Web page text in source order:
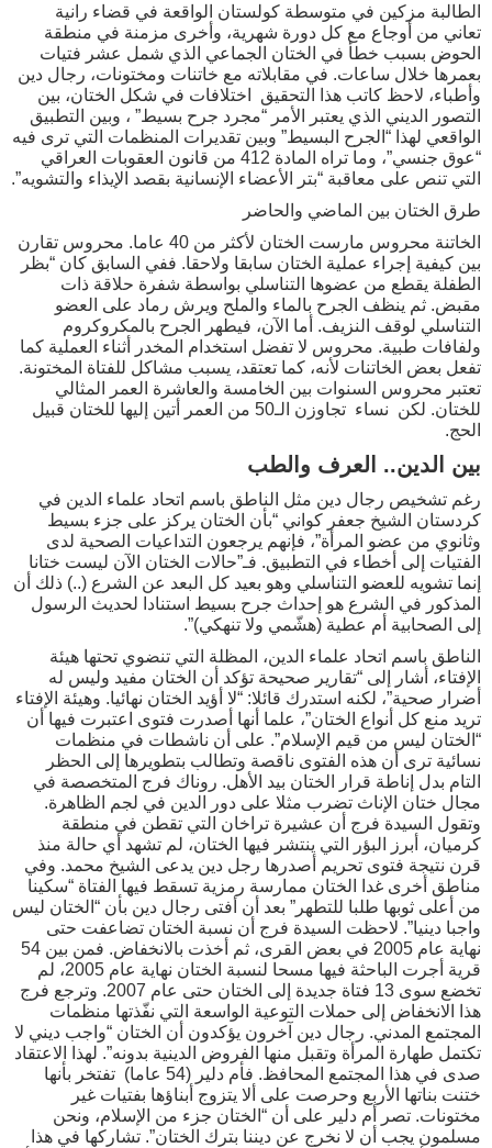
الطالبة مزكين في متوسطة كولستان الواقعة في قضاء رانية
تعاني من أوجاع مع كل دورة شهرية، وأخرى مزمنة في منطقة
الحوض بسبب خطأ في الختان الجماعي الذي شمل عشر فتيات
بعمرها خلال ساعات. في مقابلاته مع خاتنات ومختونات، رجال دين
وأطباء، لاحظ كاتب هذا التحقيق اختلافات في شكل الختان، بين
التصور الديني الذي يعتبر الأمر “مجرد جرح بسيط” ، وبين التطبيق
الواقعي لهذا “الجرح البسيط” وبين تقديرات المنظمات التي ترى فيه
“عوق جنسي”، وما تراه المادة 412 من قانون العقوبات العراقي
التي تنص على معاقبة “بتر الأعضاء الإنسانية بقصد الإيذاء والتشويه”.
طرق الختان بين الماضي والحاضر
الخاتنة محروس مارست الختان لأكثر من 40 عاما. محروس تقارن
بين كيفية إجراء عملية الختان سابقا ولاحقا. ففي السابق كان “بظر
الطفلة يقطع من عضوها التناسلي بواسطة شفرة حلاقة ذات
مقبض. ثم ينظف الجرح بالماء والملح ويرش رماد على العضو
التناسلي لوقف النزيف. أما الآن، فيطهر الجرح بالمكروكروم
ولفافات طبية. محروس لا تفضل استخدام المخدر أثناء العملية كما
تفعل بعض الخاتنات لأنه، كما تعتقد، يسبب مشاكل للفتاة المختونة.
تعتبر محروس السنوات بين الخامسة والعاشرة العمر المثالي
للختان. لكن نساء تجاوزن الـ50 من العمر أتين إليها للختان قبيل
الحج.
بين الدين.. العرف والطب
رغم تشخيص رجال دين مثل الناطق باسم اتحاد علماء الدين في
كردستان الشيخ جعفر كواني “بأن الختان يركز على جزء بسيط
وثانوي من عضو المرأة”، فإنهم يرجعون التداعيات الصحية لدى
الفتيات إلى أخطاء في التطبيق. فـ”حالات الختان الآن ليست ختانا
إنما تشويه للعضو التناسلي وهو بعيد كل البعد عن الشرع (..) ذلك أن
المذكور في الشرع هو إحداث جرح بسيط استنادا لحديث الرسول
إلى الصحابية أم عطية (هشّمي ولا تنهكي)”.
الناطق باسم اتحاد علماء الدين، المظلة التي تنضوي تحتها هيئة
الإفتاء، أشار إلى “تقارير صحيحة تؤكد أن الختان مفيد وليس له
أضرار صحية”، لكنه استدرك قائلا: “لا أؤيد الختان نهائيا. وهيئة الإفتاء
تريد منع كل أنواع الختان”، علما أنها أصدرت فتوى اعتبرت فيها أن
“الختان ليس من قيم الإسلام”. على أن ناشطات في منظمات
نسائية ترى أن هذه الفتوى ناقصة وتطالب بتطويرها إلى الحظر
التام بدل إناطة قرار الختان بيد الأهل. روناك فرج المتخصصة في
مجال ختان الإناث تضرب مثلا على دور الدين في لجم الظاهرة.
وتقول السيدة فرج أن عشيرة تراخان التي تقطن في منطقة
كرميان، أبرز البؤر التي ينتشر فيها الختان، لم تشهد أي حالة منذ
قرن نتيجة فتوى تحريم أصدرها رجل دين يدعى الشيخ محمد. وفي
مناطق أخرى غدا الختان ممارسة رمزية تسقط فيها الفتاة “سكينا
من أعلى ثوبها طلبا للتطهر” بعد أن أفتى رجال دين بأن “الختان ليس
واجبا دينيا”. لاحظت السيدة فرج أن نسبة الختان تضاعفت حتى
نهاية عام 2005 في بعض القرى، ثم أخذت بالانخفاض. فمن بين 54
قرية أجرت الباحثة فيها مسحا لنسبة الختان نهاية عام 2005، لم
تخضع سوى 13 فتاة جديدة إلى الختان حتى عام 2007. وترجع فرج
هذا الانخفاض إلى حملات التوعية الواسعة التي نفّذتها منظمات
المجتمع المدني. رجال دين آخرون يؤكدون أن الختان “واجب ديني لا
تكتمل طهارة المرأة وتقبل منها الفروض الدينية بدونه”. لهذا الاعتقاد
صدى في هذا المجتمع المحافظ. فأم دلير (54 عاما) تفتخر بأنها
ختنت بناتها الأربع وحرصت على ألا يتزوج أبناؤها بفتيات غير
مختونات. تصر أم دلير على أن “الختان جزء من الإسلام، ونحن
مسلمون يجب أن لا نخرج عن ديننا بترك الختان”. تشاركها في هذا